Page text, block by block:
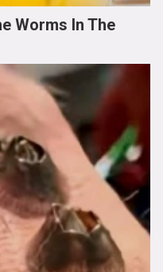
Worms In The